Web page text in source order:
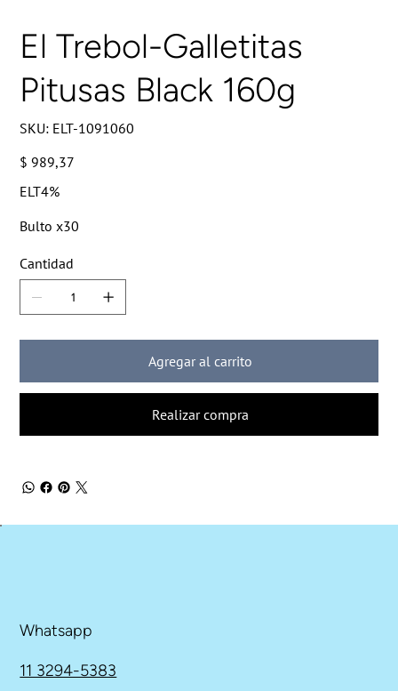
El Trebol-Galletitas
Pitusas Black 160g
SKU: SKU
ELT-
ELT-1091060
Precio
$ 989,37
ELT4%
Bulto x30
Cantidad
Agregar al carrito
Realizar compra
Whatsapp
11 3294-5383